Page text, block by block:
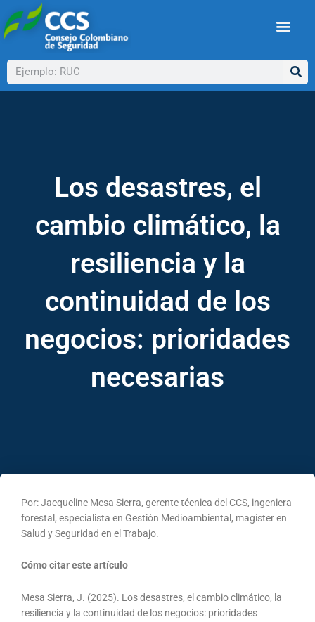
al
contenido
Buscar
Los desastres, el
cambio climático, la
resiliencia y la
continuidad de los
negocios: prioridades
necesarias
Por: Jacqueline Mesa Sierra, gerente técnica del CCS, ingeniera
forestal, especialista en Gestión Medioambiental, magíster en
Salud y Seguridad en el Trabajo.
Cómo citar este artículo
Mesa Sierra, J. (2025). Los desastres, el cambio climático, la
resiliencia y la continuidad de los negocios: prioridades